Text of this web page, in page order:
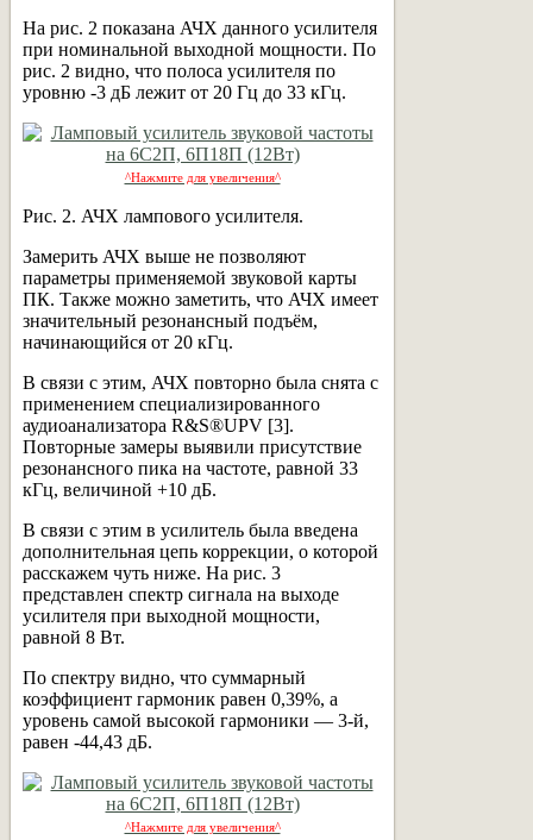
На рис. 2 показана АЧХ данного усилителя
при номинальной выходной мощности. По
рис. 2 видно, что полоса усилителя по
уровню -3 дБ лежит от 20 Гц до 33 кГц.
^Нажмите для увеличения^
Рис. 2. АЧХ лампового усилителя.
Замерить АЧХ выше не позволяют
параметры применяемой звуковой карты
ПК. Также можно заметить, что АЧХ имеет
значительный резонансный подъём,
начинающийся от 20 кГц.
В связи с этим, АЧХ повторно была снята с
применением специализированного
аудиоанализатора R&S®UPV [3].
Повторные замеры выявили присутствие
резонансного пика на частоте, равной 33
кГц, величиной +10 дБ.
В связи с этим в усилитель была введена
дополнительная цепь коррекции, о которой
расскажем чуть ниже. На рис. 3
представлен спектр сигнала на выходе
усилителя при выходной мощности,
равной 8 Вт.
По спектру видно, что суммарный
коэффициент гармоник равен 0,39%, а
уровень самой высокой гармоники — 3-й,
равен -44,43 дБ.
^Нажмите для увеличения^